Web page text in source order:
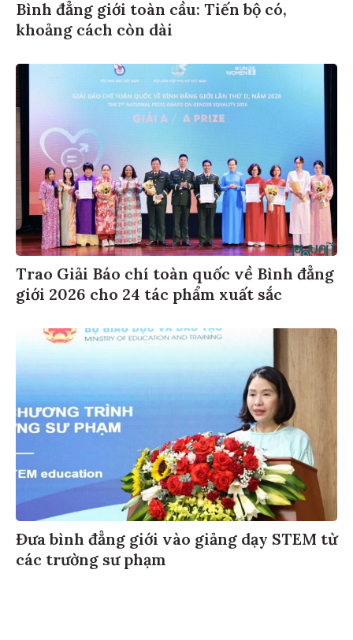
Bình đẳng giới toàn cầu: Tiến bộ có,
khoảng cách còn dài
Trao Giải Báo chí toàn quốc về Bình đẳng
giới 2026 cho 24 tác phẩm xuất sắc
Đưa bình đẳng giới vào giảng dạy STEM từ
các trường sư phạm